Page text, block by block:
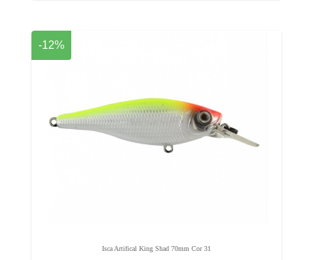
-12%
Isca Artifical King Shad 70mm Cor 31